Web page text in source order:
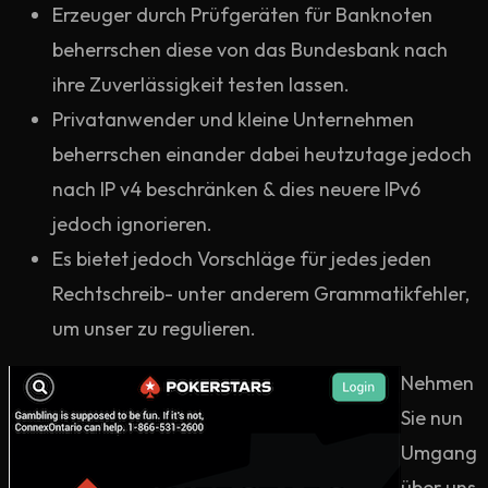
Erzeuger durch Prüfgeräten für Banknoten
beherrschen diese von das Bundesbank nach
ihre Zuverlässigkeit testen lassen.
Privatanwender und kleine Unternehmen
beherrschen einander dabei heutzutage jedoch
nach IP v4 beschränken & dies neuere IPv6
jedoch ignorieren.
Es bietet jedoch Vorschläge für jedes jeden
Rechtschreib- unter anderem Grammatikfehler,
um unser zu regulieren.
Nehmen
Sie nun
Umgang